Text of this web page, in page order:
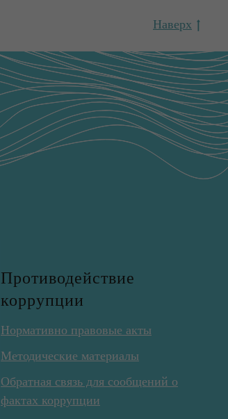
Наверх
Противодействие
коррупции
Нормативно правовые акты
Методические материалы
Обратная связь для сообщений о
фактах коррупции